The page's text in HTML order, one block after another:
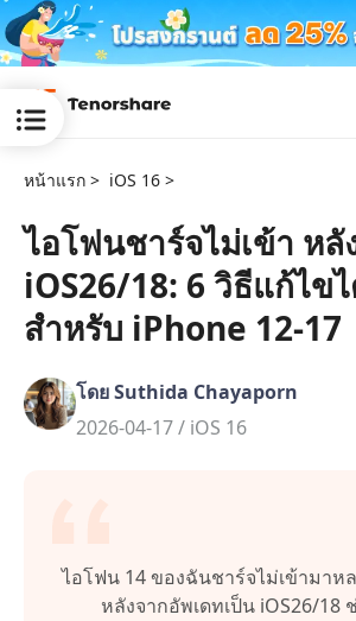
ReiBoot
for iOS
Tenorshare
PDNob
New
หน้าแรก > iOS 16 >
ไอโฟนชาร์จไม่เข้า หลั
iOS26/18: 6 วิธีแก้ไข
สำหรับ iPhone 12-17
โดย Suthida Chayaporn
2026-04-17 / iOS 16
ไอโฟน 14 ของฉันชาร์จไม่เข้ามาห
หลังจากอัพเดทเป็น iOS26/18